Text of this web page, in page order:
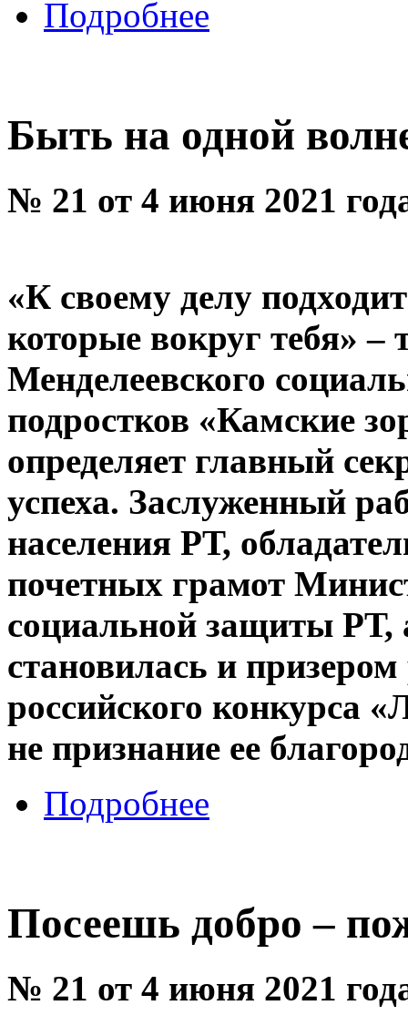
Подробнее
Быть на одной
№ 21 от 4 июня 2021
«К своему делу
которые вокруг тебя» –
Менделеевского
подростков «Камские
определяет главный
успеха. Заслуженный
населения РТ,
почетных грамот
социальной защиты РТ,
становилась и
российского конкурса
не признание ее
Подробнее
Посеешь добро –
№ 21 от 4 июня 2021